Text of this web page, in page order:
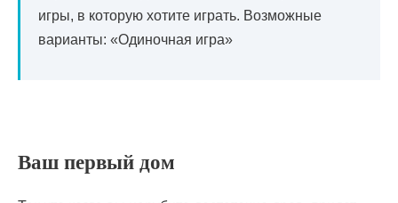
игры, в которую хотите играть. Возможные
варианты: «Одиночная игра»
Ваш первый дом